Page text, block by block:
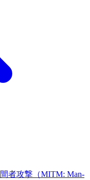
者攻撃（MITM: Man-